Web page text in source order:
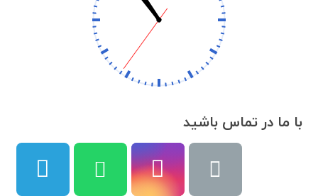
با ما در تماس باشید